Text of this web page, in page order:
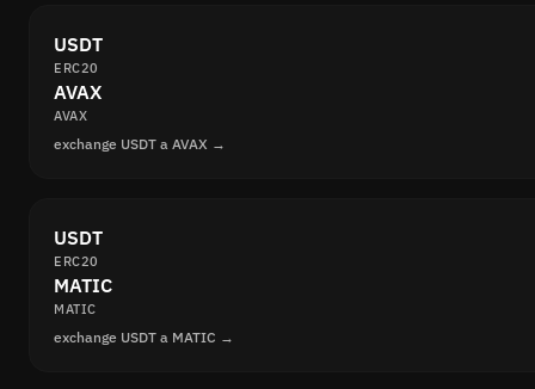
USDT
ERC20
AVAX
AVAX
exchange USDT a AVAX →
USDT
ERC20
MATIC
MATIC
exchange USDT a MATIC →